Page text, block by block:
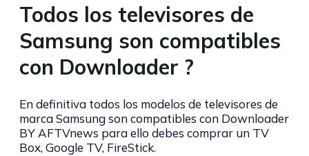
Todos los televisores de
Samsung son compatibles
con Downloader ?
En definitiva todos los modelos de televisores de
marca Samsung son compatibles con Downloader
BY AFTVnews para ello debes comprar un TV
Box, Google TV, FireStick.